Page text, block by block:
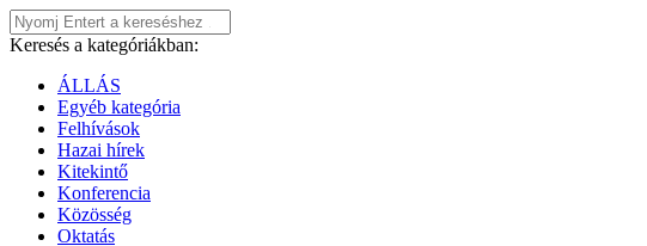
Keresés a kategóriákban:
ÁLLÁS
Egyéb kategória
Felhívások
Hazai hírek
Kitekintő
Konferencia
Közösség
Oktatás